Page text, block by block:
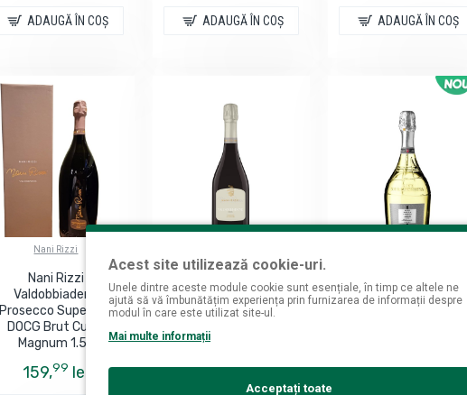
ADAUGĂ ÎN COŞ ADAUGĂ ÎN COŞ ADAUGĂ ÎN COŞ
Nani Rizzi
Nani Rizzi
Valdobbiadene
Prosecco Superiore
DOCG Brut Cutie
Magnum 1.5L
159,99 lei
Valdobbiadene
Superiore di Cartizze
Millesimato Superiore
DOCG Extra Brut 0.75L
Acest site utilizează cookie-uri.
Unele dintre aceste module cookie sunt esențiale, în timp ce altele ne
ajută să vă îmbunătățim experiența prin furnizarea de informații despre
modul în care este utilizat site-ul.
Mai multe informații
Acceptați toate